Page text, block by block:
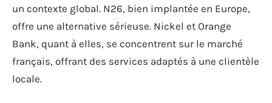
un contexte global. N26, bien implantée en Europe,
offre une alternative sérieuse. Nickel et Orange
Bank, quant à elles, se concentrent sur le marché
français, offrant des services adaptés à une clientèle
locale.